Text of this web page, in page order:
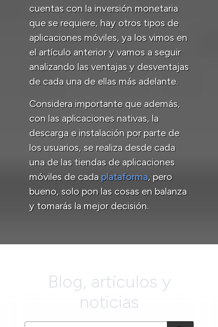
cuentas con la inversión monetaria
que se requiere, hay otros tipos de
aplicaciones móviles, ya los vimos en
el artículo anterior y vamos a seguir
analizando las ventajas y desventajas
de cada una de ellas más adelante.
Considera importante que además,
con las aplicaciones nativas, la
descarga e instalación por parte de
los usuarios, se realiza desde cada
una de las tiendas de aplicaciones
móviles de cada plataforma, pero
bueno, solo pon las cosas en balanza
y tomarás la mejor decisión.
Blog, artículos y
noticias